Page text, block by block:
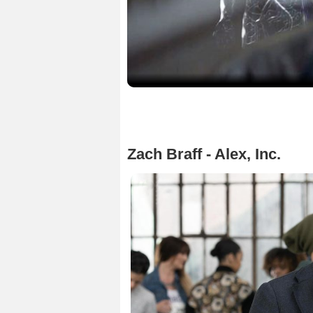
Zach Braff - Alex, Inc.